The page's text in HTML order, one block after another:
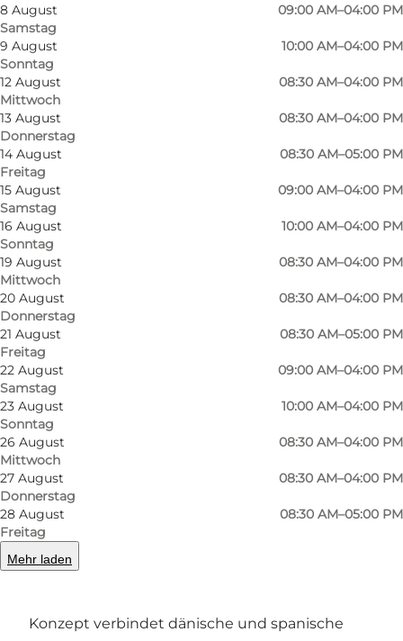
8 August
Samstag
09:00 AM–04:00 PM
9 August
Sonntag
10:00 AM–04:00 PM
12 August
Mittwoch
08:30 AM–04:00 PM
13 August
Donnerstag
08:30 AM–04:00 PM
14 August
Freitag
08:30 AM–05:00 PM
15 August
Samstag
09:00 AM–04:00 PM
16 August
Sonntag
10:00 AM–04:00 PM
19 August
Mittwoch
08:30 AM–04:00 PM
20 August
Donnerstag
08:30 AM–04:00 PM
21 August
Freitag
08:30 AM–05:00 PM
22 August
Samstag
09:00 AM–04:00 PM
23 August
Sonntag
10:00 AM–04:00 PM
26 August
Mittwoch
08:30 AM–04:00 PM
27 August
Donnerstag
08:30 AM–04:00 PM
28 August
Freitag
08:30 AM–05:00 PM
Mehr laden
Olea Specialty Coffee – Spezialitätenkaffee,
Brunch und mediterrane Aromen
Kaffee spielt im Olea die Hauptrolle. Das Café
basiert auf einer Leidenschaft für die Herkunft
des Kaffees und die unterschiedlichen
Geschmacksprofile der Anbaugebiete weltweit.
Ziel ist es, Gästen Kaffees aus verschiedenen
Teilen der Welt näherzubringen und die Vielfalt
ihrer Aromen erlebbar zu machen.
Ob klassischer Espresso, cremiger Cappuccino
oder eine entspannte Kaffeepause am Fenster
– guter Kaffee gehört hier fest zum
Caféerlebnis.
Brunch und Gebäck mit mediterraner
Inspiration
Ergänzt wird das Kaffeeangebot durch
Brunchgerichte, Gebäck und leichte Speisen
Konzept verbindet dänische und spanische